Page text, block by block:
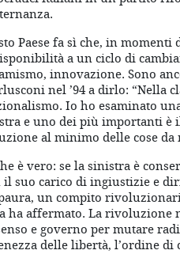
Paese fa sì che, in
a un ciclo di
innovazione. Sono
nel ’94 a dirlo: “Nella
Io ho esaminato
e uno dei più importanti è
al minimo delle cose da
è vero: se la sinistra è
suo carico di ingiustizie e
un compito
ha affermato. La rivoluzione
e governo per mutare
delle libertà, l’ordine di